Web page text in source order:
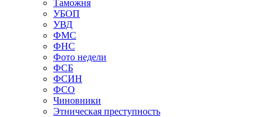
Таможня
УБОП
УВД
ФМС
ФНС
Фото недели
ФСБ
ФСИН
ФСО
Чиновники
Этническая преступность